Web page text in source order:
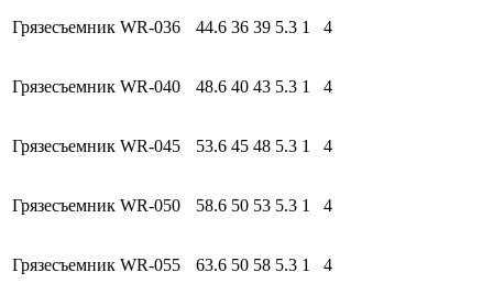
Грязесъемник WR-036 44.6 36 39 5.3 1 4
Грязесъемник WR-040 48.6 40 43 5.3 1 4
Грязесъемник WR-045 53.6 45 48 5.3 1 4
Грязесъемник WR-050 58.6 50 53 5.3 1 4
Грязесъемник WR-055 63.6 50 58 5.3 1 4